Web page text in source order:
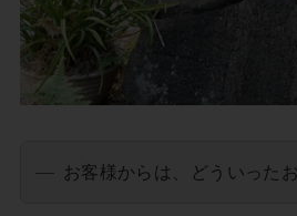
お客様からは、どういった